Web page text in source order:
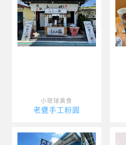
小琉球美食
老甕手工粉圓